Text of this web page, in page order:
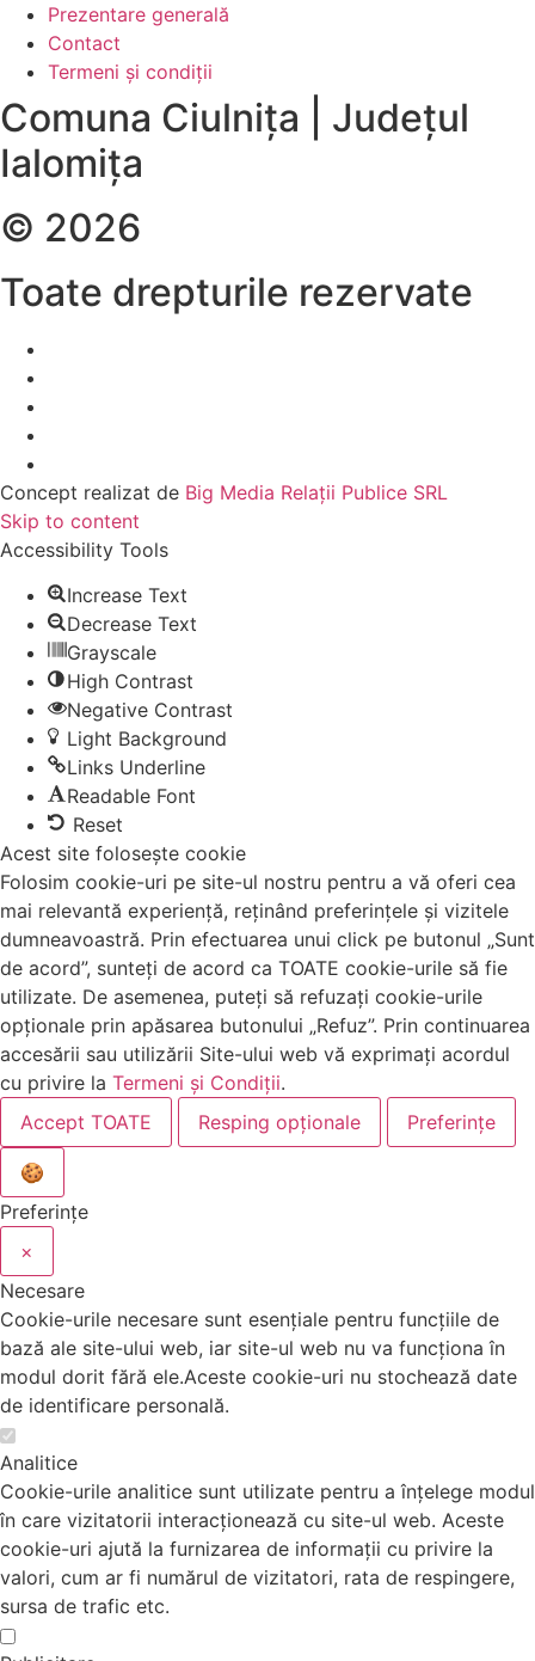
Prezentare generală
Contact
Termeni și condiții
Comuna Ciulnița | Județul
Ialomița
© 2026
Toate drepturile rezervate
Concept realizat de Big Media Relații Publice SRL
Skip to content
Accessibility Tools
Increase Text
Decrease Text
Grayscale
High Contrast
Negative Contrast
Light Background
Links Underline
Readable Font
Reset
Acest site folosește cookie
Folosim cookie-uri pe site-ul nostru pentru a vă oferi cea
mai relevantă experiență, reținând preferințele și vizitele
dumneavoastră. Prin efectuarea unui click pe butonul „Sunt
de acord”, sunteți de acord ca TOATE cookie-urile să fie
utilizate. De asemenea, puteți să refuzați cookie-urile
opționale prin apăsarea butonului „Refuz”. Prin continuarea
accesării sau utilizării Site-ului web vă exprimați acordul
cu privire la Termeni și Condiții.
Accept TOATE
Resping opționale Preferințe
🍪
Preferințe
×
Necesare
Cookie-urile necesare sunt esențiale pentru funcțiile de
bază ale site-ului web, iar site-ul web nu va funcționa în
modul dorit fără ele.Aceste cookie-uri nu stochează date
de identificare personală.
Analitice
Cookie-urile analitice sunt utilizate pentru a înțelege modul
în care vizitatorii interacționează cu site-ul web. Aceste
cookie-uri ajută la furnizarea de informații cu privire la
valori, cum ar fi numărul de vizitatori, rata de respingere,
sursa de trafic etc.